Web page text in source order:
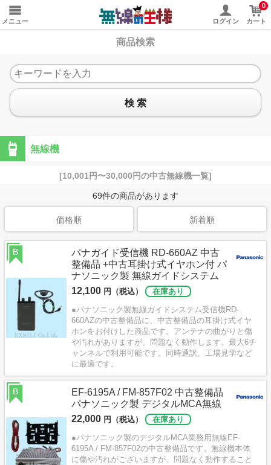
メニュー ログイン
0
カート
商品検索
検 索
無線機
[10,001円〜30,000円の中古無線機一覧]
69件の商品があります
価格順 新着順
パナガイド受信機 RD-660AZ 中古
整備品 +中古耳掛け式イヤホン付 パ
ナソニック製 無線ガイドシステム
12,100 円（税込）
在庫あり
●パナソニック製無線ガイドシステム受信機RD-
660AZの中古整備品に、中古整備品の耳掛け式イヤ
ホンをお付けした商品です。アンテナの曲がりと傷
や汚れがありますが、問題なく動作します。最大6チ
ャンネルで利用可能です。同時通訳、工場見学など
に最適です。
B
EF-6195A / FM-857F02 中古整備品
パナソニック製 デジタルMCA無線
22,000 円（税込）
在庫あり
●パナソニック製のデジタルMCA業務用無線EF-
6195A / FM-857F02の中古整備品です。無線機本体
に傷や汚れがございますが、問題なく動作すること
B